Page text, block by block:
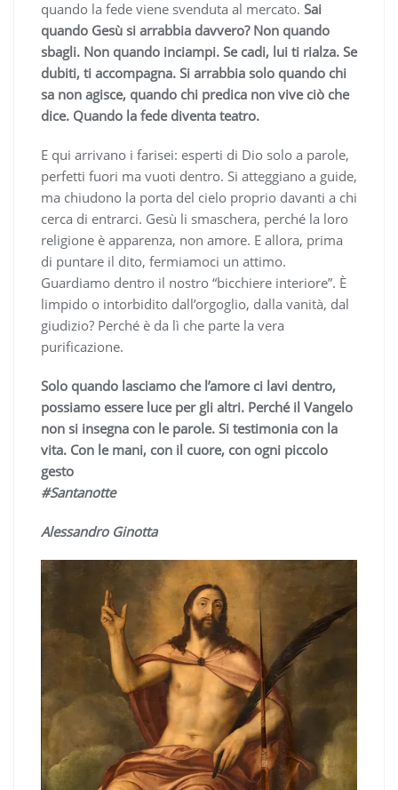
quando la fede viene svenduta al mercato. Sai
quando Gesù si arrabbia davvero? Non quando
sbagli. Non quando inciampi. Se cadi, lui ti rialza. Se
dubiti, ti accompagna. Si arrabbia solo quando chi
sa non agisce, quando chi predica non vive ciò che
dice. Quando la fede diventa teatro.
E qui arrivano i farisei: esperti di Dio solo a parole,
perfetti fuori ma vuoti dentro. Si atteggiano a guide,
ma chiudono la porta del cielo proprio davanti a chi
cerca di entrarci. Gesù li smaschera, perché la loro
religione è apparenza, non amore. E allora, prima
di puntare il dito, fermiamoci un attimo.
Guardiamo dentro il nostro “bicchiere interiore”. È
limpido o intorbidito dall’orgoglio, dalla vanità, dal
giudizio? Perché è da lì che parte la vera
purificazione.
Solo quando lasciamo che l’amore ci lavi dentro,
possiamo essere luce per gli altri. Perché il Vangelo
non si insegna con le parole. Si testimonia con la
vita. Con le mani, con il cuore, con ogni piccolo
gesto
#Santanotte
Alessandro Ginotta